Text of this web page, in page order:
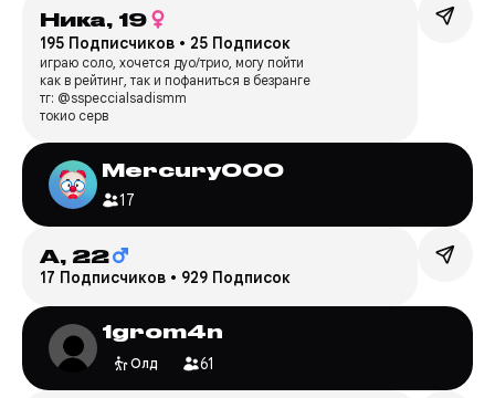
Ника, 19
195 Подписчиков • 25 Подписок
играю соло, хочется дуо/трио, могу пойти
как в рейтинг, так и пофаниться в безранге
тг: @sspeccialsadismm
токио серв
Mercury000
17
А, 22
17 Подписчиков • 929 Подписок
1grom4n
Олд 61